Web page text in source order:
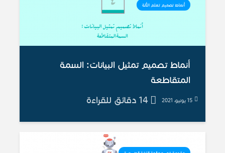
أنماط تصميم تعلم الألة
أنماط تصميم تمثيل البيانات: السمة
المتقاطعة
15 يونيو، 2021 14 دقائق للقراءة